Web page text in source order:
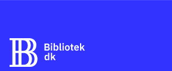
illustreret med et udmærket
farvefoto